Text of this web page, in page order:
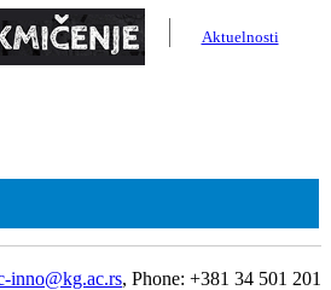
Aktuelnosti
inno@kg.ac.rs, Phone: +381 34 501 201